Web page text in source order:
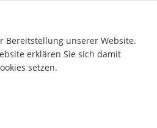
Bereitstellung unserer Website.
erklären Sie sich damit
setzen.